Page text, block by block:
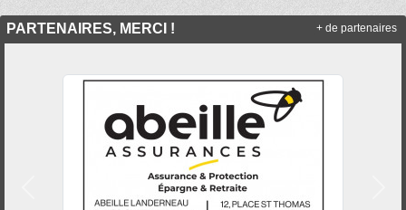
PARTENAIRES, MERCI ! + de partenaires